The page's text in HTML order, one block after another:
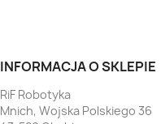
INFORMACJA O SKLEPIE
RiF Robotyka
Mnich, Wojska Polskiego 36